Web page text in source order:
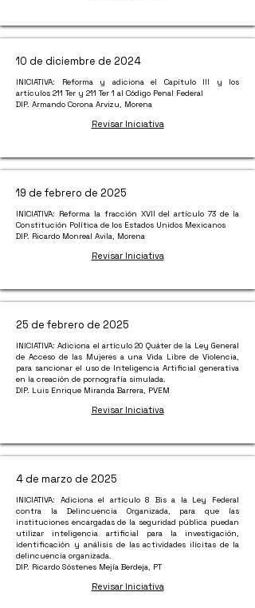
10 de diciembre de 2024
INICIATIVA: Reforma y adiciona el Capítulo III y los
artículos 211 Ter y 211 Ter 1 al Código Penal Federal
DIP. Armando Corona Arvizu, Morena
Revisar Iniciativa
19 de febrero de 2025
INICIATIVA: Reforma la fracción XVII del artículo 73 de la
Constitución Política de los Estados Unidos Mexicanos
DIP. Ricardo Monreal Avila, Morena
Revisar Iniciativa
25 de febrero de 2025
INICIATIVA: Adiciona el artículo 20 Quáter de la Ley General
de Acceso de las Mujeres a una Vida Libre de Violencia,
para sancionar el uso de Inteligencia Artificial generativa
en la creación de pornografía simulada.
DIP. Luis Enrique Miranda Barrera, PVEM
Revisar Iniciativa
4 de marzo de 2025
INICIATIVA: Adiciona el artículo 8 Bis a la Ley Federal
contra la Delincuencia Organizada, para que las
instituciones encargadas de la seguridad pública puedan
utilizar inteligencia artificial para la investigación,
identificación y análisis de las actividades ilícitas de la
delincuencia organizada.
DIP. Ricardo Sóstenes Mejía Berdeja, PT
Revisar Iniciativa